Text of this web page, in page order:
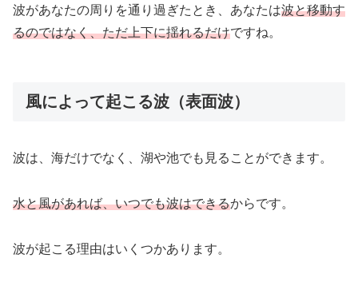
波があなたの周りを通り過ぎたとき、あなたは波と移動す
るのではなく、ただ上下に揺れるだけですね。
風によって起こる波（表面波）
波は、海だけでなく、湖や池でも見ることができます。
水と風があれば、いつでも波はできるからです。
波が起こる理由はいくつかあります。